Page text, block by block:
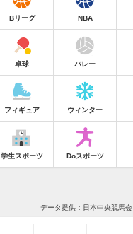
Bリーグ NBA
卓球 バレー
フィギュア ウィンター
学生スポーツ Doスポーツ
データ提供：日本中央競馬会